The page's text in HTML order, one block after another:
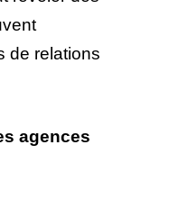
de relations
agences